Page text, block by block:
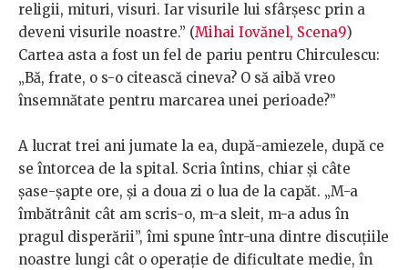
religii, mituri, visuri. Iar visurile lui sfârșesc prin a
deveni visurile noastre.” (Mihai Iovănel, Scena9)
Cartea asta a fost un fel de pariu pentru Chirculescu:
„Bă, frate, o s-o citească cineva? O să aibă vreo
însemnătate pentru marcarea unei perioade?”
A lucrat trei ani jumate la ea, după-amiezele, după ce
se întorcea de la spital. Scria întins, chiar și câte
șase-șapte ore, și a doua zi o lua de la capăt. „M-a
îmbătrânit cât am scris-o, m-a sleit, m-a adus în
pragul disperării”, îmi spune într-una dintre discuțiile
noastre lungi cât o operație de dificultate medie, în